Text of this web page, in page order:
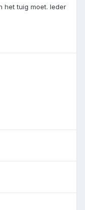
het tuig moet. Ieder